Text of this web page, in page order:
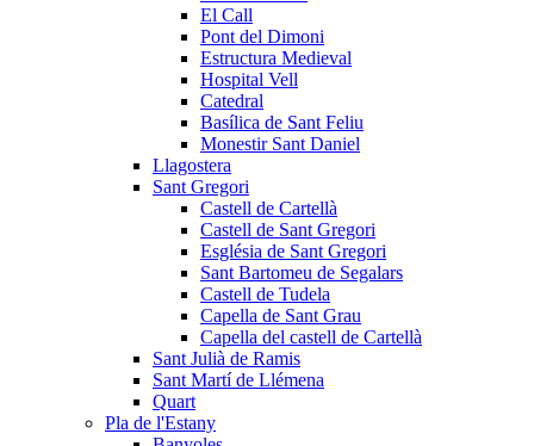
El Call
Pont del Dimoni
Estructura Medieval
Hospital Vell
Catedral
Basílica de Sant Feliu
Monestir Sant Daniel
Llagostera
Sant Gregori
Castell de Cartellà
Castell de Sant Gregori
Església de Sant Gregori
Sant Bartomeu de Segalars
Castell de Tudela
Capella de Sant Grau
Capella del castell de Cartellà
Sant Julià de Ramis
Sant Martí de Llémena
Quart
Pla de l'Estany